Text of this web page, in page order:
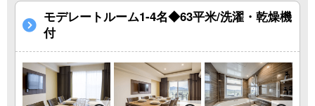
モデレートルーム1-4名◆63平米/洗濯・乾燥機
付